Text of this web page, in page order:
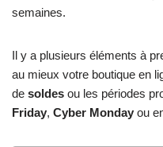
semaines.
Il y a plusieurs éléments à
au mieux votre boutique en
de soldes ou les périodes
Friday, Cyber Monday ou